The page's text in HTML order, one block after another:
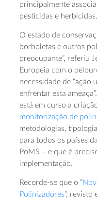
principalmente
pesticidas e herbicidas.
O estado de
borboletas e outros
preocupante”, referiu
Europeia com o
necessidade de “ação
enfrentar esta
está em curso a
monitorização de
metodologias,
para todos os países
PoMS – e que é
implementação.
Recorde-se que o “
Polinizadores”, revisto